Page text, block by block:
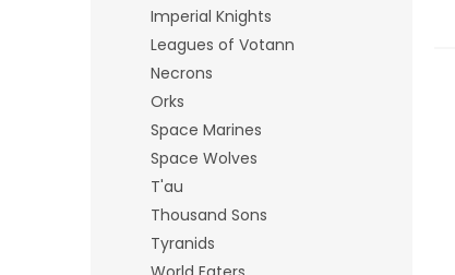
Imperial Knights
Leagues of Votann
Necrons
Orks
Space Marines
Space Wolves
T'au
Thousand Sons
Tyranids